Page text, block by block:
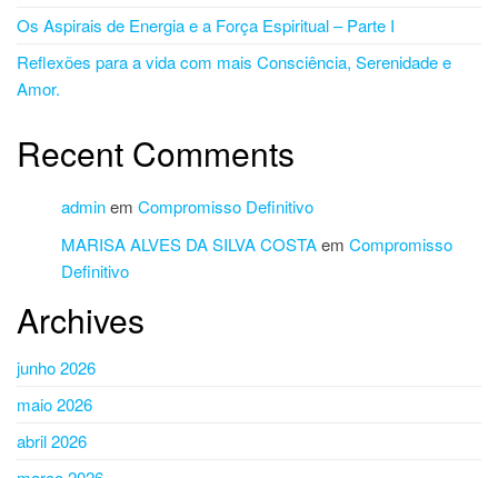
Os Aspirais de Energia e a Força Espiritual – Parte I
Reflexões para a vida com mais Consciência, Serenidade e
Amor.
Recent Comments
adminem Compromisso Definitivo
MARISA ALVES DA SILVA COSTAem Compromisso
Definitivo
Archives
junho 2026
maio 2026
abril 2026